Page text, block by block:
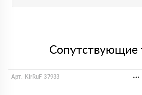
Сопутствующие
Арт. KirRuF-37933